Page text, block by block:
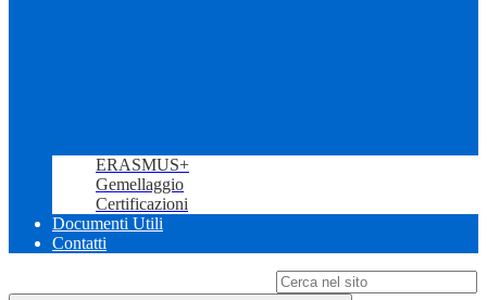
ERASMUS+
Gemellaggio
Certificazioni
Documenti Utili
Contatti